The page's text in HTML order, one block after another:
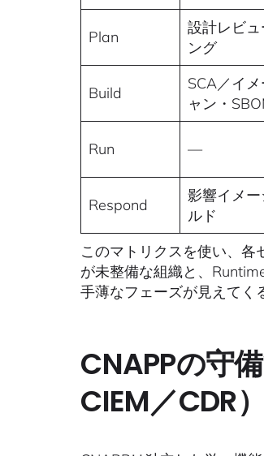
Plan
設計レビ
ング
Build
SCA／イ
ャン・
Run —
Respond
影響イメ
ルド
このマトリクスを使い、
が未整備な組織と、
手薄なフェーズが見えてく
CNAPPの守
CIEM／CDR）